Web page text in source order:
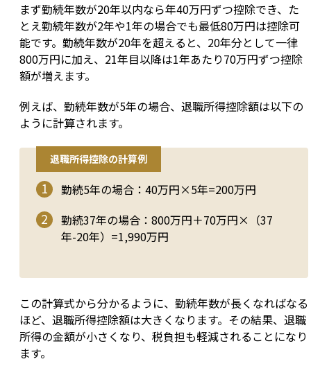
まず勤続年数が20年以内なら年40万円ずつ控除でき、た
とえ勤続年数が2年や1年の場合でも最低80万円は控除可
能です。勤続年数が20年を超えると、20年分として一律
800万円に加え、21年目以降は1年あたり70万円ずつ控除
額が増えます。
例えば、勤続年数が5年の場合、退職所得控除額は以下の
ように計算されます。
退職所得控除の計算例
勤続5年の場合：40万円×5年=200万円
勤続37年の場合：800万円＋70万円×（37
年-20年）=1,990万円
この計算式から分かるように、勤続年数が長くなればなる
ほど、退職所得控除額は大きくなります。その結果、退職
所得の金額が小さくなり、税負担も軽減されることになり
ます。